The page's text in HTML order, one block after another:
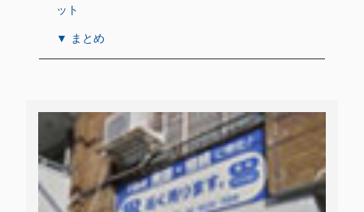
ット
▼ まとめ